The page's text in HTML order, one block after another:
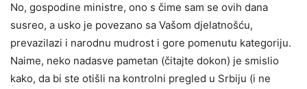
No, gospodine ministre, ono s čime sam se ovih dana
susreo, a usko je povezano sa Vašom djelatnošću,
prevazilazi i narodnu mudrost i gore pomenutu kategoriju.
Naime, neko nadasve pametan (čitajte dokon) je smislio
kako, da bi ste otišli na kontrolni pregled u Srbiju (i ne